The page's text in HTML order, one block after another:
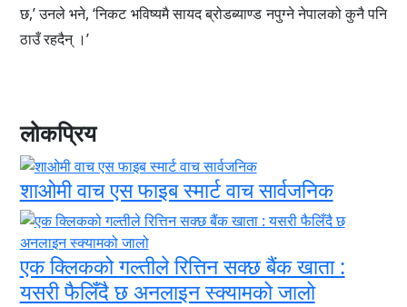
छ,’ उनले भने, ‘निकट भविष्यमै सायद ब्रोडब्याण्ड नपुग्ने नेपालको कुनै पनि
ठाउँ रहदैन् ।’
लोकप्रिय
शाओमी वाच एस फाइब स्मार्ट वाच सार्वजनिक
एक क्लिकको गल्तीले रित्तिन सक्छ बैंक खाता :
यसरी फैलिँदै छ अनलाइन स्क्यामको जालो